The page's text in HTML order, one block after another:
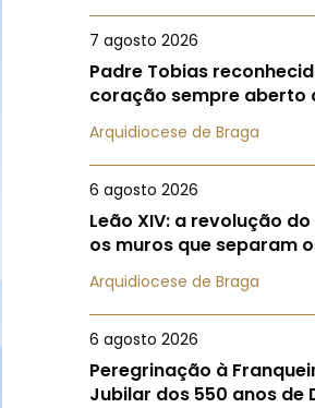
7 agosto 2026
Padre Tobias
coração sempre aberto
Arquidiocese de Braga
6 agosto 2026
Leão XIV: a revolução
os muros que separam
Arquidiocese de Braga
6 agosto 2026
Peregrinação à
Jubilar dos 550 anos de